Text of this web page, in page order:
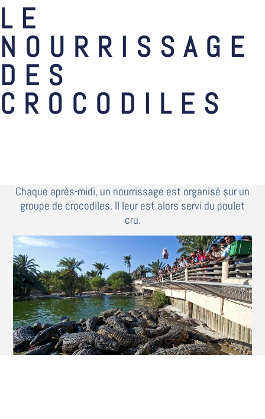
LE
NOURRISSAGE
DES
CROCODILES
Chaque après-midi, un nourrissage est organisé sur un
groupe de crocodiles. Il leur est alors servi du poulet
cru.